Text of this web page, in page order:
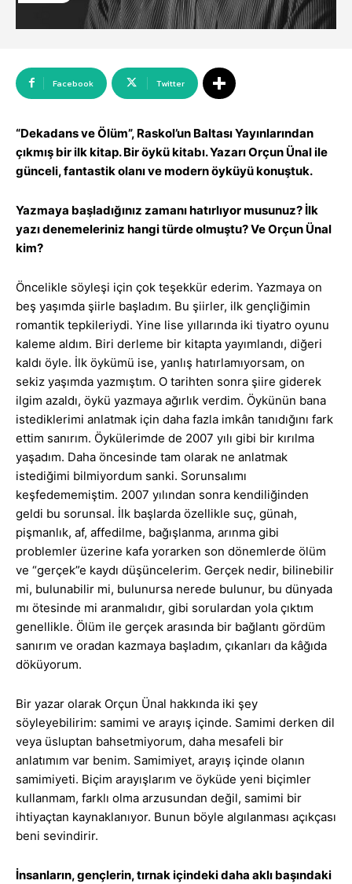
Facebook Twitter
“Dekadans ve Ölüm”, Raskol’un Baltası Yayınlarından
çıkmış bir ilk kitap. Bir öykü kitabı. Yazarı Orçun Ünal ile
günceli, fantastik olanı ve modern öyküyü konuştuk.
Yazmaya başladığınız zamanı hatırlıyor musunuz? İlk
yazı denemeleriniz hangi türde olmuştu? Ve Orçun Ünal
kim?
Öncelikle söyleşi için çok teşekkür ederim. Yazmaya on
beş yaşımda şiirle başladım. Bu şiirler, ilk gençliğimin
romantik tepkileriydi. Yine lise yıllarında iki tiyatro oyunu
kaleme aldım. Biri derleme bir kitapta yayımlandı, diğeri
kaldı öyle. İlk öykümü ise, yanlış hatırlamıyorsam, on
sekiz yaşımda yazmıştım. O tarihten sonra şiire giderek
ilgim azaldı, öykü yazmaya ağırlık verdim. Öykünün bana
istediklerimi anlatmak için daha fazla imkân tanıdığını fark
ettim sanırım. Öykülerimde de 2007 yılı gibi bir kırılma
yaşadım. Daha öncesinde tam olarak ne anlatmak
istediğimi bilmiyordum sanki. Sorunsalımı
keşfedememiştim. 2007 yılından sonra kendiliğinden
geldi bu sorunsal. İlk başlarda özellikle suç, günah,
pişmanlık, af, affedilme, bağışlanma, arınma gibi
problemler üzerine kafa yorarken son dönemlerde ölüm
ve “gerçek”e kaydı düşüncelerim. Gerçek nedir, bilinebilir
mi, bulunabilir mi, bulunursa nerede bulunur, bu dünyada
mı ötesinde mi aranmalıdır, gibi sorulardan yola çıktım
genellikle. Ölüm ile gerçek arasında bir bağlantı gördüm
sanırım ve oradan kazmaya başladım, çıkanları da kâğıda
döküyorum.
Bir yazar olarak Orçun Ünal hakkında iki şey
söyleyebilirim: samimi ve arayış içinde. Samimi derken dil
veya üsluptan bahsetmiyorum, daha mesafeli bir
anlatımım var benim. Samimiyet, arayış içinde olanın
samimiyeti. Biçim arayışlarım ve öyküde yeni biçimler
kullanmam, farklı olma arzusundan değil, samimi bir
ihtiyaçtan kaynaklanıyor. Bunun böyle algılanması açıkçası
beni sevindirir.
İnsanların, gençlerin, tırnak içindeki daha aklı başındaki